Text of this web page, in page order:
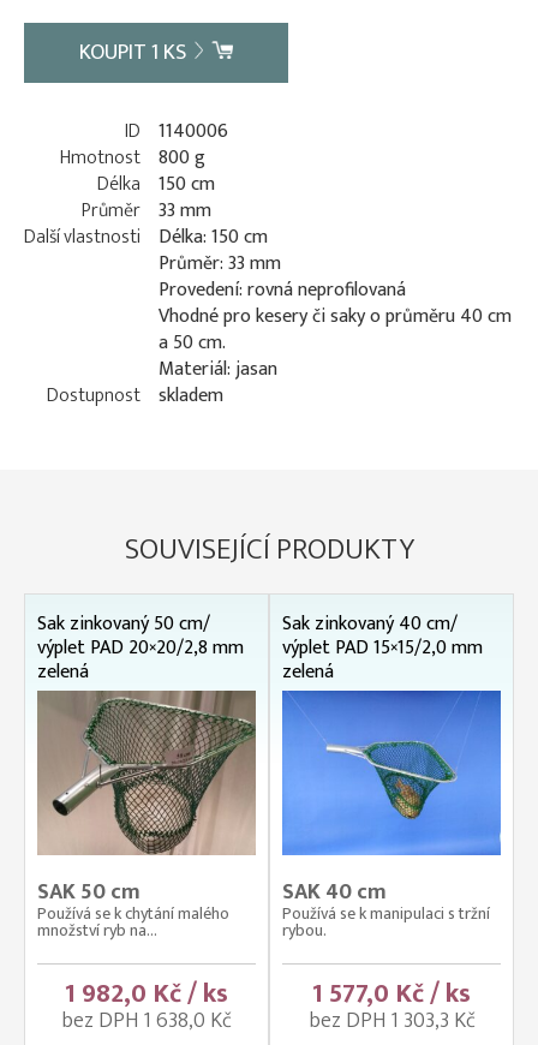
KOUPIT1 KS
ID 1140006
Hmotnost 800 g
Délka 150 cm
Průměr 33 mm
Další vlastnosti
Délka: 150 cm
Průměr: 33 mm
Provedení: rovná neprofilovaná
Vhodné pro kesery či saky o průměru 40 cm
a 50 cm.
Materiál: jasan
Dostupnost skladem
SOUVISEJÍCÍ PRODUKTY
Sak zinkovaný 50 cm/
výplet PAD 20×20/2,8 mm
zelená
SAK 50 cm
Používá se k chytání malého
množství ryb na...
1 982,0 Kč / ks
bez DPH 1 638,0 Kč
Sak zinkovaný 40 cm/
výplet PAD 15×15/2,0 mm
zelená
SAK 40 cm
Používá se k manipulaci s tržní
rybou.
1 577,0 Kč / ks
bez DPH 1 303,3 Kč